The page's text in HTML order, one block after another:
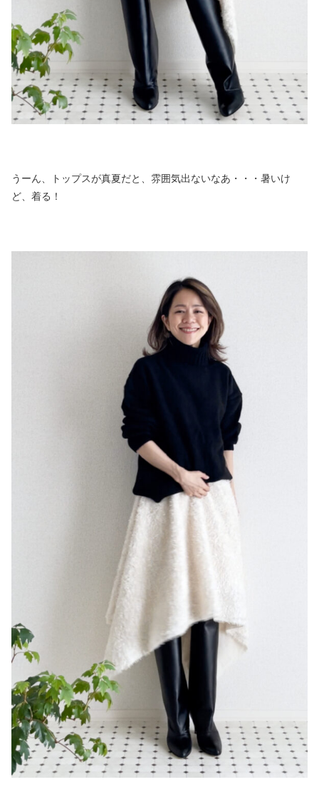
うーん、トップスが真夏だと、雰囲気出ないなあ・・・暑いけ
ど、着る！